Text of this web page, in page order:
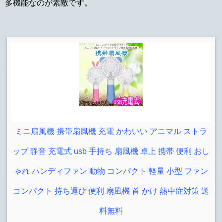
多機能なのが素敵です。
ミニ扇風機 携帯扇風機 充電 かわいい アニマル ストラ
ップ 静音 充電式 usb 手持ち 扇風機 卓上 携帯 便利 おし
ゃれ ハンディファン 動物 コンパクト 軽量 小型 ファン
コンパクト 持ち運び 便利 扇風機 首 かけ 熱中症対策 送
料無料